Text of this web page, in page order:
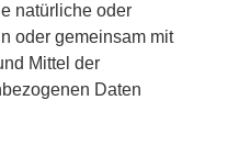
natürliche oder
oder gemeinsam mit
Mittel der
Daten